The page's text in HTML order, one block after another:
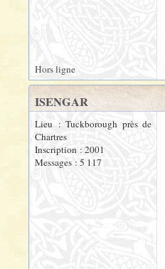
Hors ligne
ISENGAR
Lieu : Tuckborough près de
Chartres
Inscription : 2001
Messages : 5 117